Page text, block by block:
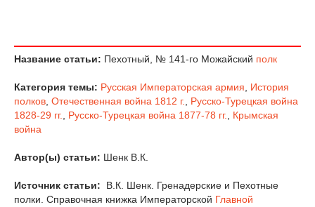
Название статьи: Пехотный, № 141-го Можайский полк
Категория темы: Русская Императорская армия
История
полков Отечественная война 1812 г.
Русско-Турецкая война
1828-29 гг.
Русско-Турецкая война 1877-78 гг.
Крымская
война
Автор(ы) статьи: Шенк В.К.
Источник статьи:
В.К. Шенк. Гренадерские и Пехотные
полки. Справочная книжка Императорской Главной